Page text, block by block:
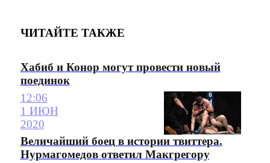
ЧИТАЙТЕ ТАКЖЕ
Хабиб и Конор могут провести новый
поединок
12:06
1 ИЮН
2020
Величайший боец в истории твиттера.
Нурмагомедов ответил Макгрегору